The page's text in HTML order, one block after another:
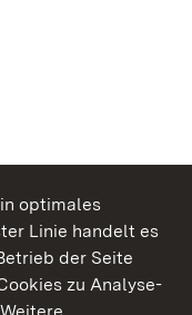
optimales
Linie handelt es
der Seite
zu Analyse-